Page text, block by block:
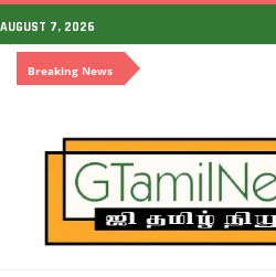
AUGUST 7, 2026
Breaking News